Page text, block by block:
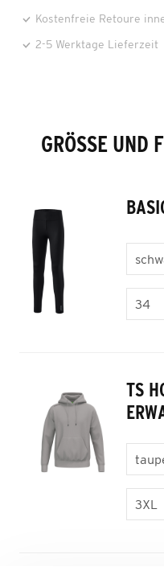
Kostenfreie Retoure
2-5 Werktage Lieferzeit
GRÖSSE UND
TS